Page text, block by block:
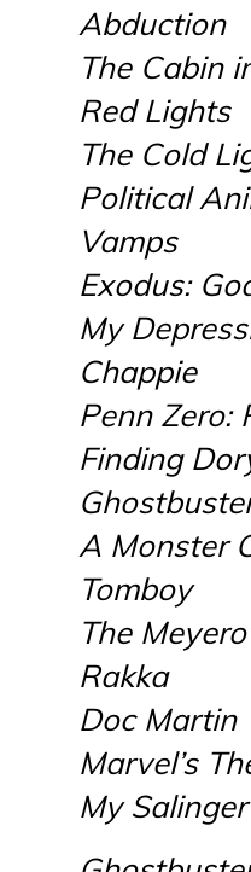
Abduction
The Cabin
Red Lights
The Cold
Political
Vamps
Exodus:
My
Chappie
Penn Zero:
Finding
A Monster
Tomboy
The
Rakka
Doc Martin
Marvel’s
My